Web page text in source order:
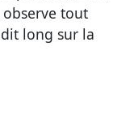
tout
long sur la